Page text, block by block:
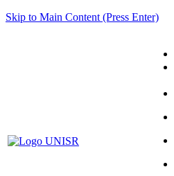
Skip to Main Content (Press Enter)